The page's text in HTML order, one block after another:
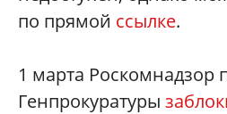
по прямой ссылке.
1 марта Роскомнадзор
Генпрокуратуры